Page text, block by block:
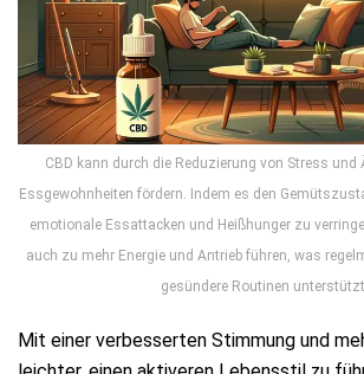
CBD kann durch die Reduzierung von Stress und
Essgewohnheiten fördern. Indem es den
emotionale Essattacken und Heißhunger zu
auch zu mehr Energie und Antrieb führen, was
gesündere Routinen unterstützt.
Mit einer verbesserten Stimmung und